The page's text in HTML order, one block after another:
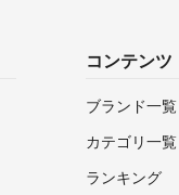
コンテンツ
ブランド一覧
カテゴリ一覧
ランキング